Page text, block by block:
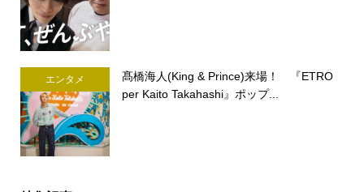
エンタメ
髙橋海人(King & Prince)来場！ 『ETRO
per Kaito Takahashi』ポップ...